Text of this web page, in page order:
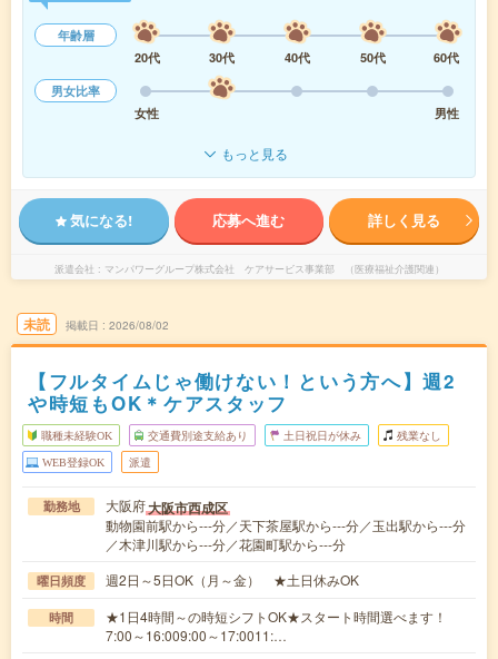
年齢層
20代
30代 40代 50代
60代
男女比率
女性
男性
もっと見る
気になる! 応募へ進む 詳しく見る
派遣会社 マンパワーグループ株式会社 ケアサービス事業部 （医療福祉介護関連）
未読 掲載日 2026/08/02
【フルタイムじゃ働けない！という方へ】週2
や時短もOK＊ケアスタッフ
職種未経験OK 交通費別途支給あり 土日祝日が休み 残業なし
WEB登録OK 派遣
勤務地 大阪府大阪市西成区
動物園前駅から---分／天下茶屋駅から---分／玉出駅から---分
／木津川駅から---分／花園町駅から---分
曜日頻度 週2日～5日OK（月～金） ★土日休みOK
時間
★1日4時間～の時短シフトOK★スタート時間選べます！
7:00～16:009:00～17:0011:…